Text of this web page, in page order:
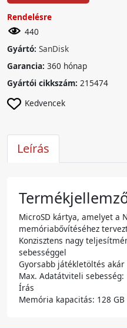
Rendelésre
440
Gyártó: SanDisk
Garancia: 360 hónap
Gyártói cikkszám: 215474
Kedvencek
Leírás
MicroSD kártya, amelyet a
memóriabővítéséhez
Konzisztens nagy
sebességgel
Gyorsabb játékletöltés
Max. Adatátviteli
Írás
Memória kapacitás: 128 GB